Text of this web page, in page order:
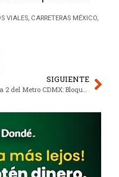
VIALES, CARRETERAS MÉXICO,
SIGUIENTE
Línea 2 del Metro CDMX: Bloqueo estratégico agiliza modernización antes del mundial